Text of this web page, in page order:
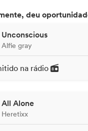
deu
Unconscious
Alfie gray
na rádio
All Alone
Heretixx